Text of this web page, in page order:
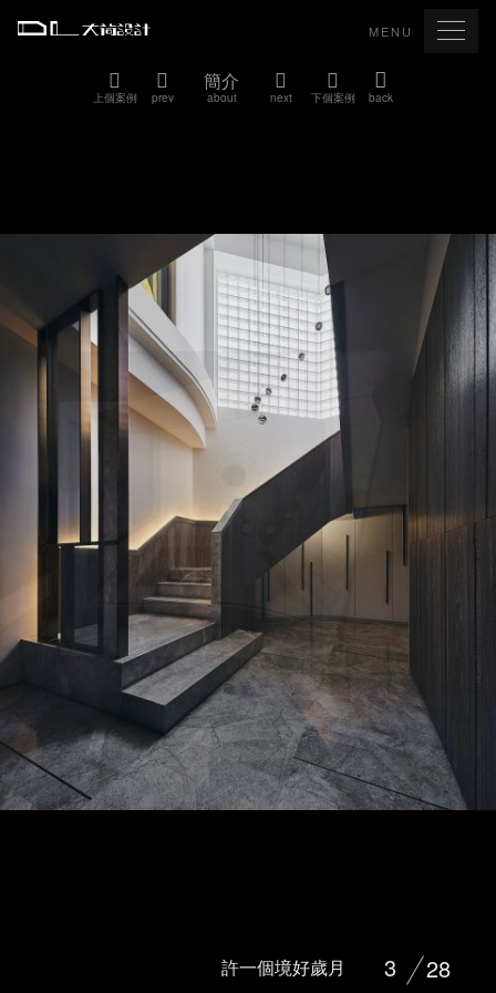
MENU
上個案例 prev
簡介
about next 下個案例 back
許一個境好歲月 3 28